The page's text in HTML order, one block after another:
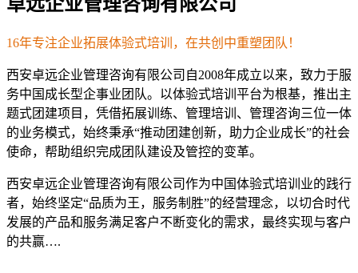
16年专注企业拓展体验式培训，在共创中重塑团队！
西安卓远企业管理咨询有限公司自2008年成立以来，致力于服
务中国成长型企事业团队。以体验式培训平台为根基，推出主
题式团建项目，凭借拓展训练、管理培训、管理咨询三位一体
的业务模式，始终秉承“推动团建创新，助力企业成长”的社会
使命，帮助组织完成团队建设及管控的变革。
西安卓远企业管理咨询有限公司作为中国体验式培训业的践行
者，始终坚定“品质为王，服务制胜”的经营理念，以切合时代
发展的产品和服务满足客户不断变化的需求，最终实现与客户
的共赢….